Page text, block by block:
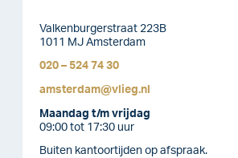
Valkenburgerstraat 223B
1011 MJ Amsterdam
020 – 524 74 30
amsterdam@vlieg.nl
Maandag t/m vrijdag
09:00 tot 17:30 uur
Buiten kantoortijden op afspraak.